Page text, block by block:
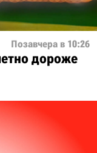
Позавчера в 10:26
дороже